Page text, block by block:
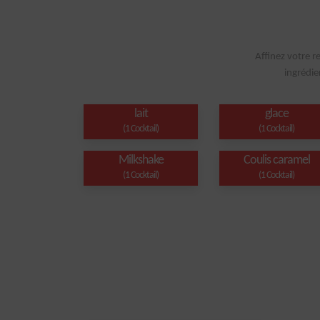
Affinez votre
lait
(1 Cocktail)
glace
(1 Cocktail)
Milkshake
(1 Cocktail)
Coulis caramel
(1 Cocktail)